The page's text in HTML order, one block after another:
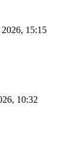
15:15
10:32